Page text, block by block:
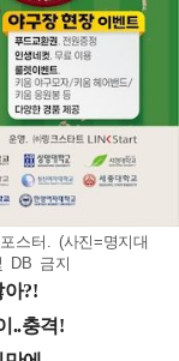
스터. (사진=명지대
DB 금지